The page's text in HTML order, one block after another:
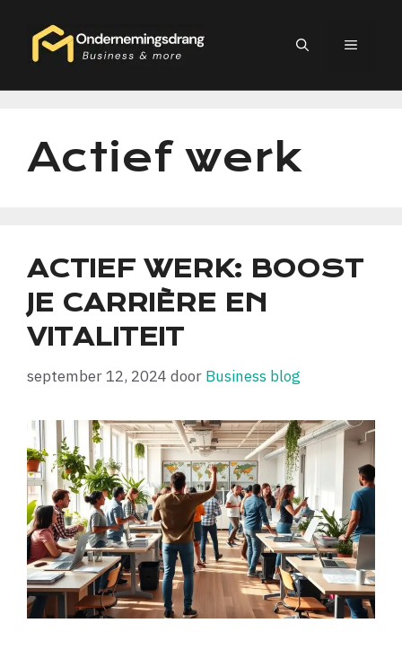
naar
inhoud
Actief werk
ACTIEF WERK: BOOST
JE CARRIÈRE EN
VITALITEIT
september 12, 2024 door Business blog